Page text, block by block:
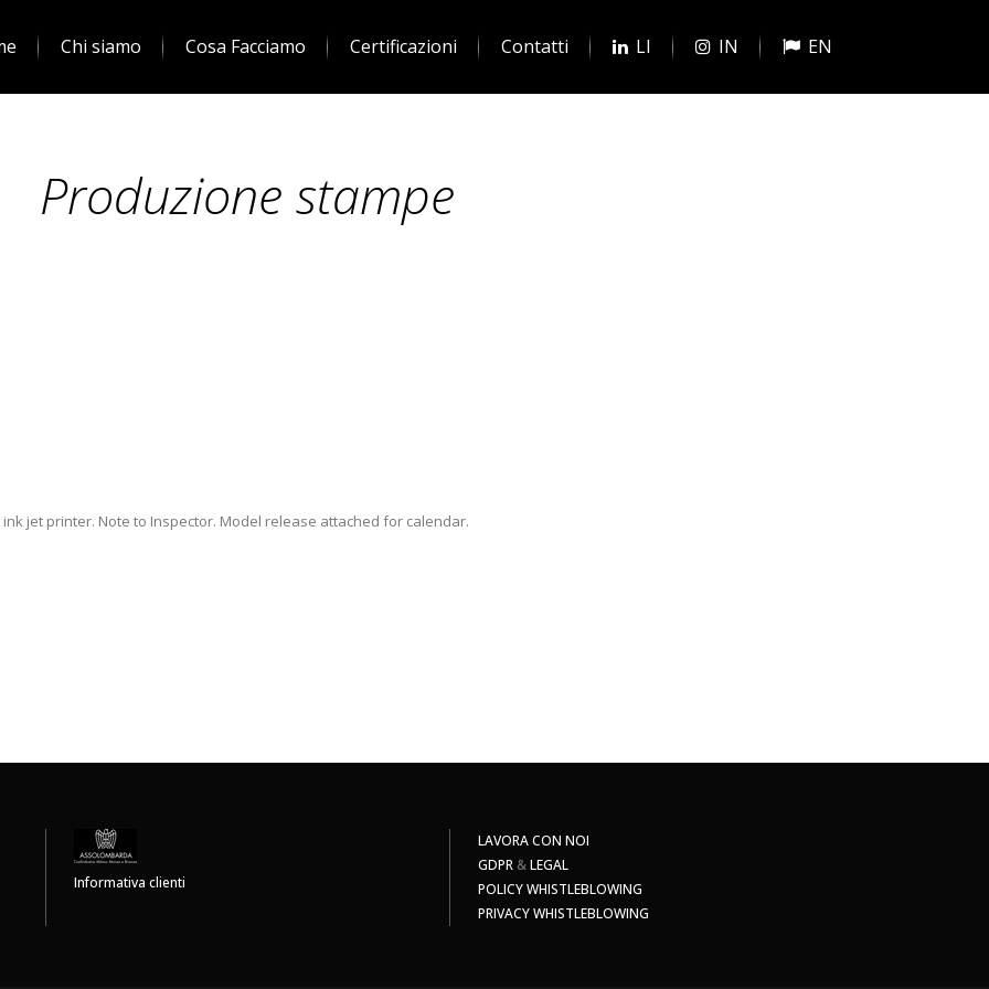
Chi siamo Cosa Facciamo Certificazioni Contatti LI IN EN
Produzione stampe
jet printer. Note to Inspector. Model release attached for calendar.
Informativa clienti
LAVORA CON NOI
GDPR &LEGAL
POLICY WHISTLEBLOWING
PRIVACY WHISTLEBLOWING